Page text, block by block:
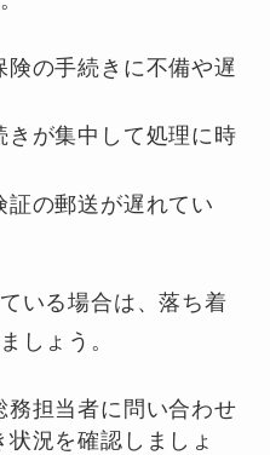
の手続きに不備や遅
きが集中して処理に時
の郵送が遅れてい
いる場合は、落ち着
しょう。
務担当者に問い合わせ
況を確認しましょ